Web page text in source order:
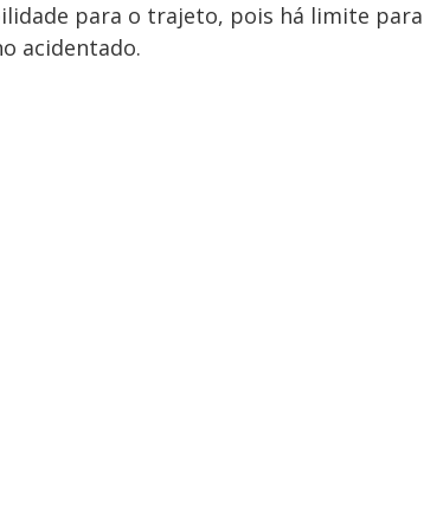
para o trajeto, pois há limite para
acidentado.